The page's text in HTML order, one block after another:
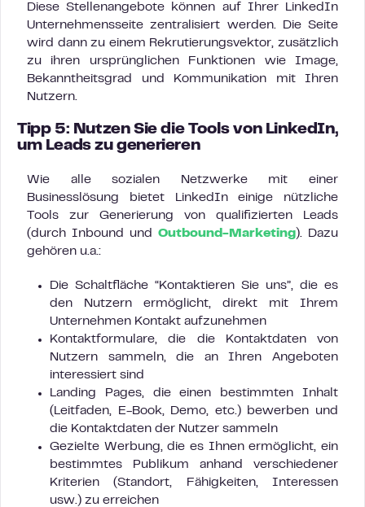
Diese Stellenangebote können auf Ihrer LinkedIn
Unternehmensseite zentralisiert werden. Die Seite
wird dann zu einem Rekrutierungsvektor, zusätzlich
zu ihren ursprünglichen Funktionen wie Image,
Bekanntheitsgrad und Kommunikation mit Ihren
Nutzern.
Tipp 5: Nutzen Sie die Tools von LinkedIn,
um Leads zu generieren
Wie alle sozialen Netzwerke mit einer
Businesslösung bietet LinkedIn einige nützliche
Tools zur Generierung von qualifizierten Leads
(durch Inbound und Outbound-Marketing). Dazu
gehören u.a.:
Die Schaltfläche “Kontaktieren Sie uns”, die es
den Nutzern ermöglicht, direkt mit Ihrem
Unternehmen Kontakt aufzunehmen
Kontaktformulare, die die Kontaktdaten von
Nutzern sammeln, die an Ihren Angeboten
interessiert sind
Landing Pages, die einen bestimmten Inhalt
(Leitfaden, E-Book, Demo, etc.) bewerben und
die Kontaktdaten der Nutzer sammeln
Gezielte Werbung, die es Ihnen ermöglicht, ein
bestimmtes Publikum anhand verschiedener
Kriterien (Standort, Fähigkeiten, Interessen
usw.) zu erreichen